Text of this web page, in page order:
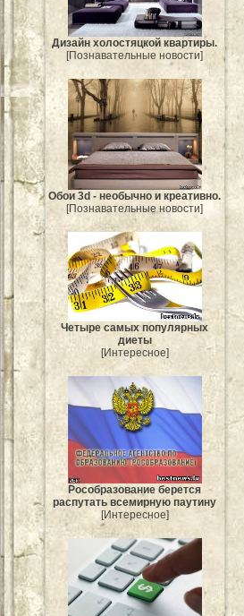
Дизайн холостяцкой квартиры.
[Познавательные новости]
Обои 3d - необычно и креативно.
[Познавательные новости]
Четыре самых популярных
диеты
[Интересное]
Рособразование берется
распутать всемирную паутину
[Интересное]